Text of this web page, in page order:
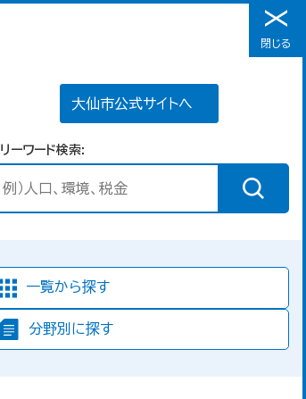
メニュー
大仙市公式サイトへ
ーワード検索
一覧から探す
分野別に探す
閉じる